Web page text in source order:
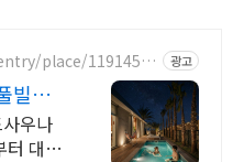
place/11914527
광고
빌라
빌라
우나
터 대가